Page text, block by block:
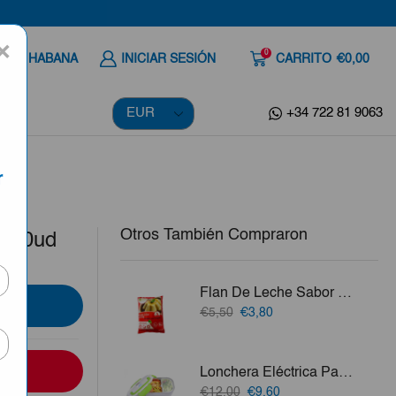
A LA HABANA INICIAR SESIÓN 0 CARRITO €0,00
+34 722 81 9063
Otros También Compraron
Flan De Leche Sabor Frambuesa Macro Food 1kg
€5,50 El
€5,50.
€3,80El
€3,80.
Lonchera Eléctrica Para Calentar Alimento
€12,00 El
€9,60El